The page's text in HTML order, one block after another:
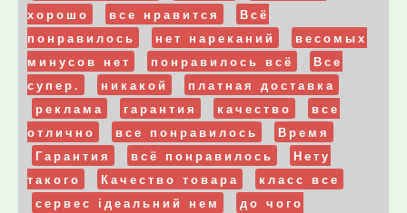
хорошо
все нравится
Всё
понравилось
нет нареканий
весомых
минусов нет
понравилось всё
Все
супер.
никакой
платная доставка
реклама
гарантия качество
все
отлично
все понравилось
Время
Гарантия
всё понравилось
Нету
такого
Качество товара
класс все
сервес ідеальний нем
до чого